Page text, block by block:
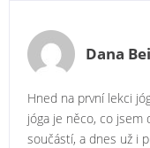
Dana
Hned na první lekci
jóga je něco, co jsem
součástí, a dnes už i